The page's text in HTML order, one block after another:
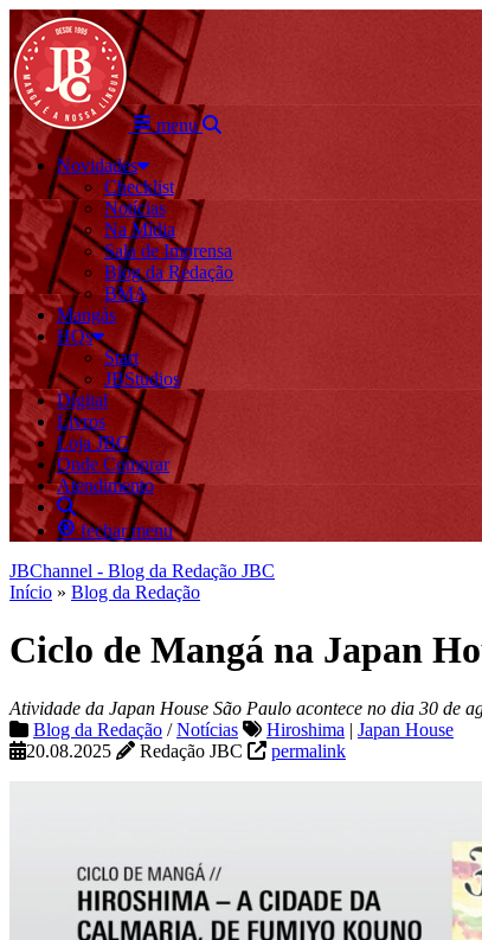
menu
Novidades
Checklist
Notícias
Na Mídia
Sala de Imprensa
Blog da Redação
BMA
Mangás
HQs
Start
JBStudios
Digital
Livros
Loja JBC
Onde Comprar
Atendimento
fechar menu
JBChannel - Blog da Redação JBC
Início » Blog da Redação
Ciclo de Mangá na Japan
Atividade da Japan House São Paulo acontece no dia 30 de
Blog da Redação /Notícias Hiroshima | Japan House
20.08.2025
Redação JBC permalink